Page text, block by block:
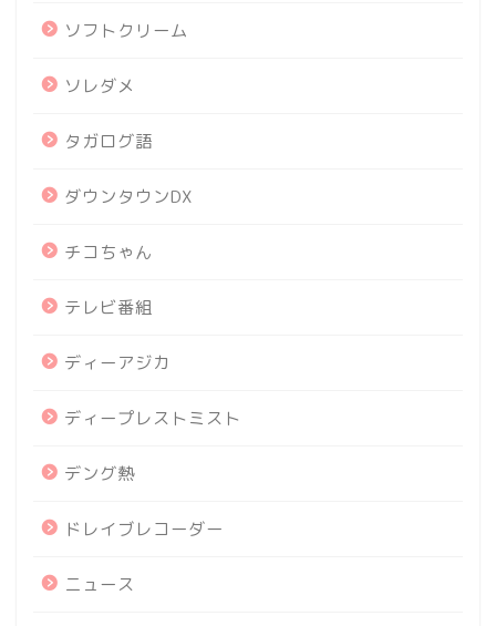
ソフトクリーム
ソレダメ
タガログ語
ダウンタウンDX
チコちゃん
テレビ番組
ディーアジカ
ディープレストミスト
デング熱
ドレイブレコーダー
ニュース